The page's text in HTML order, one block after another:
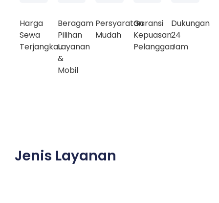
Harga
Sewa
Terjangkau
Beragam
Pilihan
Layanan
&
Mobil
Persyaratan
Mudah
Garansi
Kepuasan
Pelanggan
Dukungan
24
Jam
Jenis Layanan